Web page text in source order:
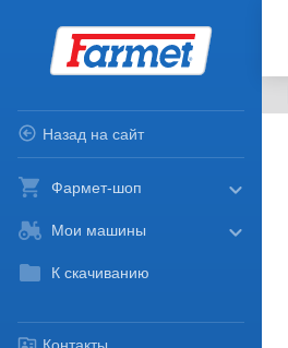
Назад на сайт
Фармет-шоп
Мои машины
К скачиванию